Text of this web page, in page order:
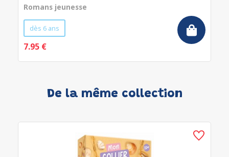
Romans jeunesse
dès 6 ans
7.95 €
De la même collection